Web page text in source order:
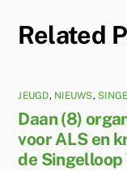
Related
JEUGD, NIEUWS,
Daan (8)
voor ALS en
de Singelloop